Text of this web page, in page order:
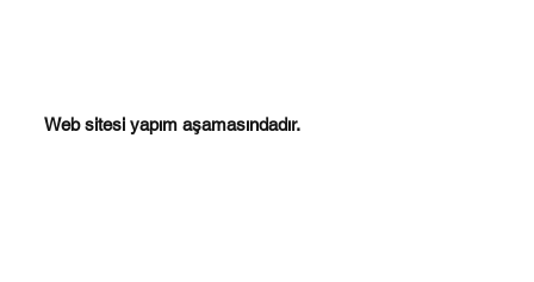
Web sitesi yapım aşamasındadır.